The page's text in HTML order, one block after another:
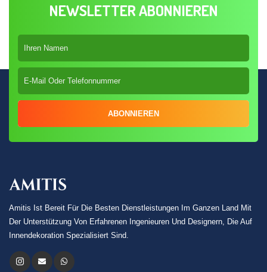
NEWSLETTER ABONNIEREN
ABONNIEREN
Amitis Ist Bereit Für Die Besten Dienstleistungen Im Ganzen Land Mit
Der Unterstützung Von Erfahrenen Ingenieuren Und Designern, Die Auf
Innendekoration Spezialisiert Sind.